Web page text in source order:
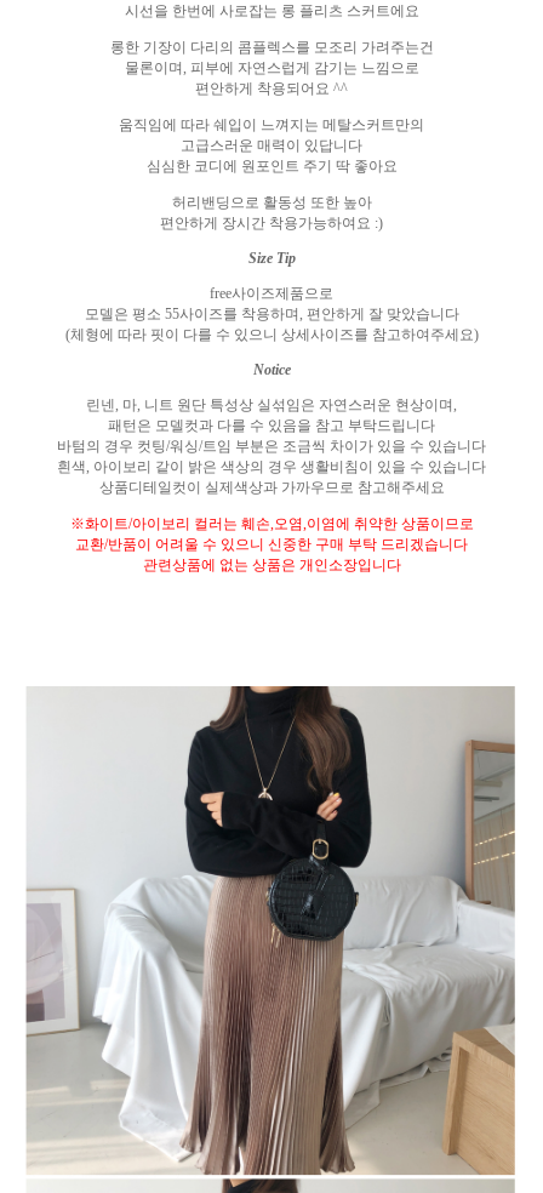
시선을 한번에 사로잡는 롱 플리츠 스커트에요
롱한 기장이 다리의 콤플렉스를 모조리 가려주는건
물론이며 피부에 자연스럽게 감기는 느낌으로
편안하게 착용되어요 ^^
움직임에 따라 쉐입이 느껴지는 메탈스커트만의
고급스러운 매력이 있답니다
심심한 코디에 원포인트 주기 딱 좋아요
허리밴딩으로 활동성 또한 높아
편안하게 장시간 착용가능하여요 :)
Size Tip
free사이즈제품으로
모델은 평소 55사이즈를 착용하며 편안하게 잘 맞았습니다
(체형에 따라 핏이 다를 수 있으니 상세사이즈를 참고하여주세요)
Notice
린넨 마 니트 원단 특성상 실섞임은 자연스러운 현상이며
패턴은 모델컷과 다를 수 있음을 참고 부탁드립니다
바텀의 경우 컷팅/워싱/트임 부분은 조금씩 차이가 있을 수 있습니다
흰색 아이보리 같이 밝은 색상의 경우 생활비침이 있을 수 있습니다
상품디테일컷이 실제색상과 가까우므로 참고해주세요
※화이트/아이보리 컬러는 훼손 오염 이염에 취약한 상품이므로
교환/반품이 어려울 수 있으니 신중한 구매 부탁 드리겠습니다
관련상품에 없는 상품은 개인소장입니다